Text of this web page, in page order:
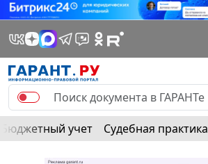
Бюджетный учет Судебная практика